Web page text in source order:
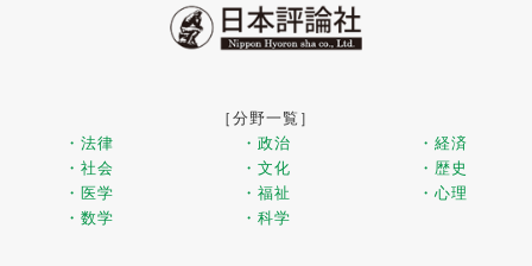
［分野一覧］
・法律
・政治
・経済
・社会
・文化
・歴史
・医学
・福祉
・心理
・数学
・科学